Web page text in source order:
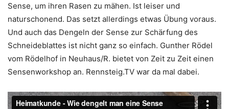
Sense, um ihren Rasen zu mähen. Ist leiser und
naturschonend. Das setzt allerdings etwas Übung voraus.
Und auch das Dengeln der Sense zur Schärfung des
Schneideblattes ist nicht ganz so einfach. Gunther Rödel
vom Rödelhof in Neuhaus/R. bietet von Zeit zu Zeit einen
Sensenworkshop an. Rennsteig.TV war da mal dabei.